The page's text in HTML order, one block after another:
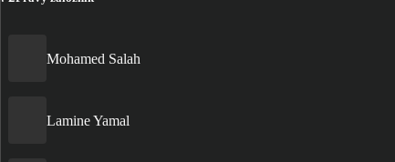
Mohamed Salah
Lamine Yamal